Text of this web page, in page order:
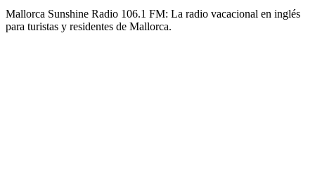
Mallorca Sunshine Radio 106.1 FM: La radio vacacional en inglés
para turistas y residentes de Mallorca.